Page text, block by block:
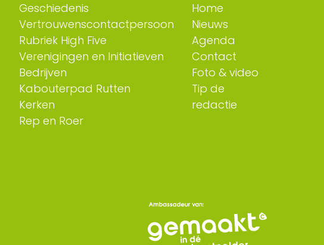
Geschiedenis
Vertrouwenscontactpersoon
Rubriek High Five
Verenigingen en Initiatieven
Bedrijven
Kabouterpad Rutten
Kerken
Rep en Roer
Home
Nieuws
Agenda
Contact
Foto & video
Tip de
redactie